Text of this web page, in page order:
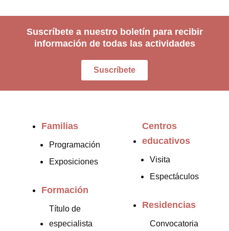
Suscríbete a nuestro boletín para recibir
información de todas las actividades
Suscríbete
Familias
Programación
Exposiciones
Formación
Título de
especialista
Centros
educativos
Visita
Espectáculos
Residencias
Convocatoria